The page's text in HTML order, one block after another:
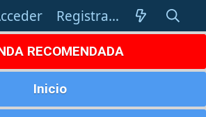
Registrarse
RECOMENDADA
Inicio